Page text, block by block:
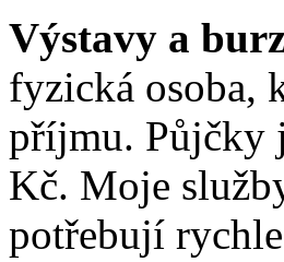
Výstavy a
fyzická osoba,
příjmu. Půjčky
Kč. Moje
potřebují